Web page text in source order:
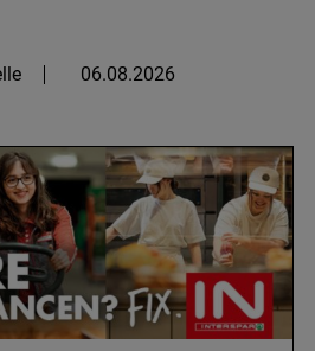
06.08.2026